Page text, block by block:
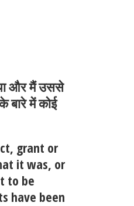
और मैं उससे
बारे में कोई
grant or
it was, or
to be
have been